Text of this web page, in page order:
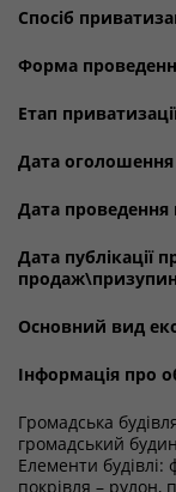
Спосіб
Форма
Етап
Дата
Дата проведення
Дата публікації
Основний вид
Інформація про
Громадська
громадський
Елементи будівлі:
покрівля – рулон,